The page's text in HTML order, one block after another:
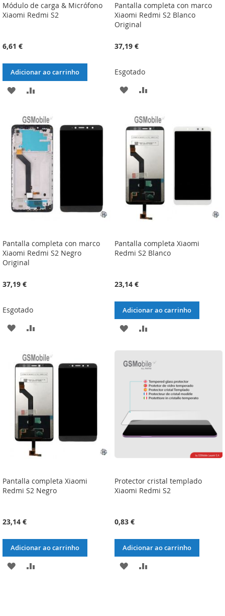
Módulo de carga & Micrófono
Xiaomi Redmi S2
6,61 €
Adicionar ao carrinho
ADICIONAR
LISTA
DE
DESEJOS
COMPARAÇÃO
Pantalla completa con marco
Xiaomi Redmi S2 Blanco
Original
37,19 €
Esgotado
ADICIONAR
LISTA
DE
DESEJOS
ADICIONAR
COMPARAÇÃO
Pantalla completa con marco
Xiaomi Redmi S2 Negro
Original
37,19 €
Esgotado
ADICIONAR
LISTA
DE
DESEJOS
COMPARAÇÃO
Pantalla completa Xiaomi
Redmi S2 Blanco
23,14 €
Adicionar ao carrinho
ADICIONAR
LISTA
DE
DESEJOS
ADICIONAR
COMPARAÇÃO
Pantalla completa Xiaomi
Redmi S2 Negro
23,14 €
Adicionar ao carrinho
ADICIONAR
Protector cristal templado
Xiaomi Redmi S2
0,83 €
Adicionar ao carrinho
ADICIONARADICIONAR